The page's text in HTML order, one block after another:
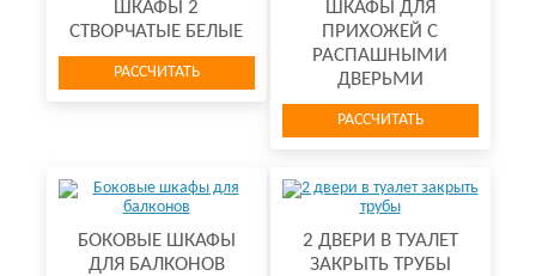
ШКАФЫ 2
СТВОРЧАТЫЕ БЕЛЫЕ
РАССЧИТАТЬ
ШКАФЫ ДЛЯ
ПРИХОЖЕЙ С
РАСПАШНЫМИ
ДВЕРЬМИ
РАССЧИТАТЬ
БОКОВЫЕ ШКАФЫ
ДЛЯ БАЛКОНОВ
2 ДВЕРИ В ТУАЛЕТ
ЗАКРЫТЬ ТРУБЫ